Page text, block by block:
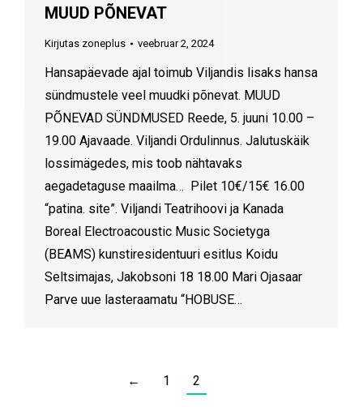
MUUD PÕNEVAT
Kirjutas zoneplus veebruar 2, 2024
Hansapäevade ajal toimub Viljandis lisaks hansa
sündmustele veel muudki põnevat. MUUD
PÕNEVAD SÜNDMUSED Reede, 5. juuni 10.00 –
19.00 Ajavaade. Viljandi Ordulinnus. Jalutuskäik
lossimägedes, mis toob nähtavaks
aegadetaguse maailma… Pilet 10€/15€ 16.00
“patina. site”. Viljandi Teatrihoovi ja Kanada
Boreal Electroacoustic Music Societyga
(BEAMS) kunstiresidentuuri esitlus Koidu
Seltsimajas, Jakobsoni 18 18.00 Mari Ojasaar
Parve uue lasteraamatu “HOBUSE…
← 1 2